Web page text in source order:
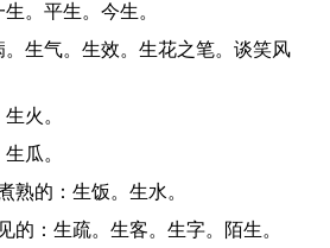
生。平生。今生。
生火。
生瓜。
熟的：生饭。生水。
的：生疏。生客。生字。陌生。